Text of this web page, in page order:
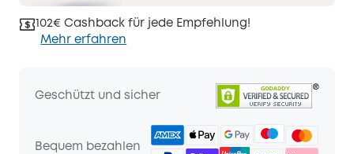
102€ Cashback für jede Empfehlung!
Mehr erfahren
Geschützt und sicher
Bequem bezahlen